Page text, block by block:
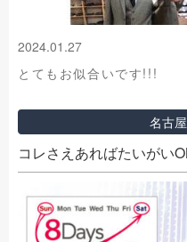
2024.01.27
とてもお似合いです!!!
名古
コレさえあればたいがい